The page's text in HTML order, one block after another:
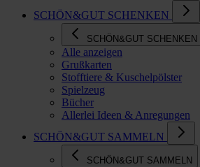
SCHÖN&GUT SCHENKEN
SCHÖN&GUT SCHENKEN
Alle anzeigen
Grußkarten
Stofftiere & Kuschelpölster
Spielzeug
Bücher
Allerlei Ideen & Anregungen
SCHÖN&GUT SAMMELN
SCHÖN&GUT SAMMELN